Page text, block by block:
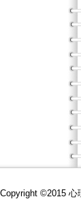
Copyright ©2015